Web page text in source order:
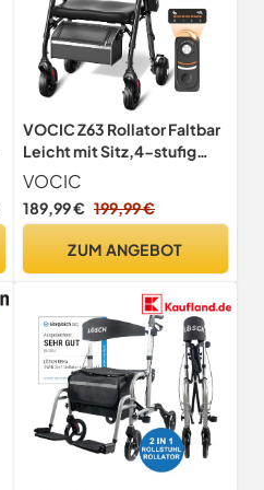
VOCIC Z63 Rollator Faltbar
Leicht mit Sitz,4-stufig
Einstellbar Widerstand
VOCIC
189,99 € 199,99 €
ZUM ANGEBOT